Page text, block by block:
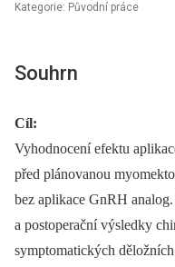
Kategorie: Původní práce
Souhrn
Cíl:
Vyhodnocení efektu
před plánovanou
bez aplikace GnRH
a postoperační výsledky
symptomatických